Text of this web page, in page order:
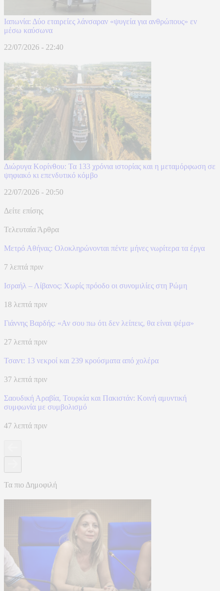
Ιαπωνία: Δύο εταιρείες λάνσαραν «ψυγεία για ανθρώπους» εν
μέσω καύσωνα
22/07/2026 - 22:40
Διώρυγα Κορίνθου: Τα 133 χρόνια ιστορίας και η μεταμόρφωση σε
ψηφιακό κι επενδυτικό κόμβο
22/07/2026 - 20:50
Δείτε επίσης
Τελευταία Άρθρα
Μετρό Αθήνας: Ολοκληρώνονται πέντε μήνες νωρίτερα τα έργα
7 λεπτά πριν
Ισραήλ – Λίβανος: Xωρίς πρόοδο οι συνομιλίες στη Ρώμη
18 λεπτά πριν
Γιάννης Βαρδής: «Αν σου πω ότι δεν λείπεις, θα είναι ψέμα»
27 λεπτά πριν
Τσαντ: 13 νεκροί και 239 κρούσματα από χολέρα
37 λεπτά πριν
Σαουδική Αραβία, Τουρκία και Πακιστάν: Kοινή αμυντική
συμφωνία με συμβολισμό
47 λεπτά πριν
Τα πιο Δημοφιλή